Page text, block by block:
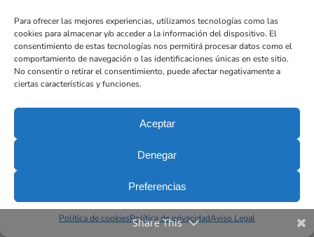
Para ofrecer las mejores experiencias, utilizamos tecnologías como las
cookies para almacenar y/o acceder a la información del dispositivo. El
consentimiento de estas tecnologías nos permitirá procesar datos como el
comportamiento de navegación o las identificaciones únicas en este sitio.
No consentir o retirar el consentimiento, puede afectar negativamente a
ciertas características y funciones.
Aceptar
Denegar
Preferencias
Política de cookiesPolítica de privacidadAviso Legal
de la…
Share This